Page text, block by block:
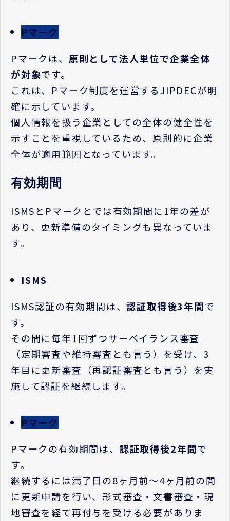
Pマーク
Pマークは、 原則として法人単位で企業全体
が対象です。
これは、 Pマーク制度を運営するJIPDECが明
確に示しています。
個人情報を扱う企業としての全体の健全性を
示すことを重視しているため、原則的に企業
全体が適用範囲となっています。
有効期間
ISMSと Pマークとでは有効期間に 1年の差が
あり、更新準備のタイミングも異なっていま
す。
ISMS
ISMS認証の有効期間は、認証取得後3年間で
す。
その間に毎年1回ずつサーベイランス審査
（定期審査や維持審査とも言う）を受け、 3
年目に更新審査（再認証審査とも言う）を実
施して認証を継続します。
Pマーク
Pマークの有効期間は、 認証取得後2年間で
す。
継続するには満了日の8ヶ月前〜4ヶ月前の間
に更新申請を行い、形式審査・文書審査・現
地審査を経て再付与を受ける必要がありま